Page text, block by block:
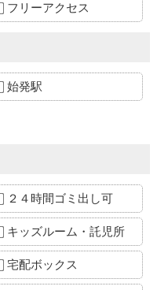
フリーアクセス
始発駅
２４時間ゴミ出し可
キッズルーム・託児所
宅配ボックス